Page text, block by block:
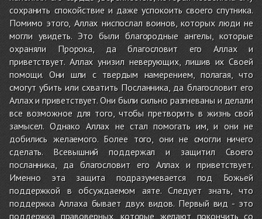
сохранить спокойствие и даже успокоить своего спутника.
Помимо этого, Аллах ниспослал воинов, которых люди не
могли увидеть. Это были благородные ангелы, которые
охраняли Пророка, да благословит его Аллах и
приветствует. Аллах унизил неверующих, лишив их Своей
помощи. Они шли с твердым намерением, полагая, что
смогут убить или схватить Посланника, да благословит его
Аллах и приветствует. Они были сильно разгневаны и делали
все возможное для того, чтобы претворить в жизнь свой
замысел. Однако Аллах не стал помогать им, и они не
добились желаемого. Более того, они не смогли ничего
сделать. Всевышний поддержал и защитил Своего
посланника, да благословит его Аллах и приветствует.
Именно эта защита подразумевается под Божьей
поддержкой в обсуждаемом аяте. Следует знать, что
поддержка Аллаха бывает двух видов. Первый вид - это
поддержка правоверных, которые желают покончить со